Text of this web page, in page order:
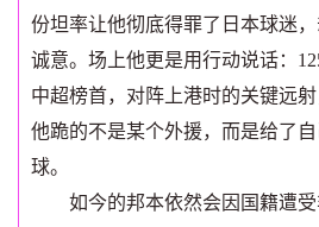
份坦率让他彻底得罪了日本球迷
诚意。场上他更是用行动说话：
中超榜首，对阵上港时的关键远
他跪的不是某个外援，而是给了
球。
如今的邦本依然会因国籍遭受